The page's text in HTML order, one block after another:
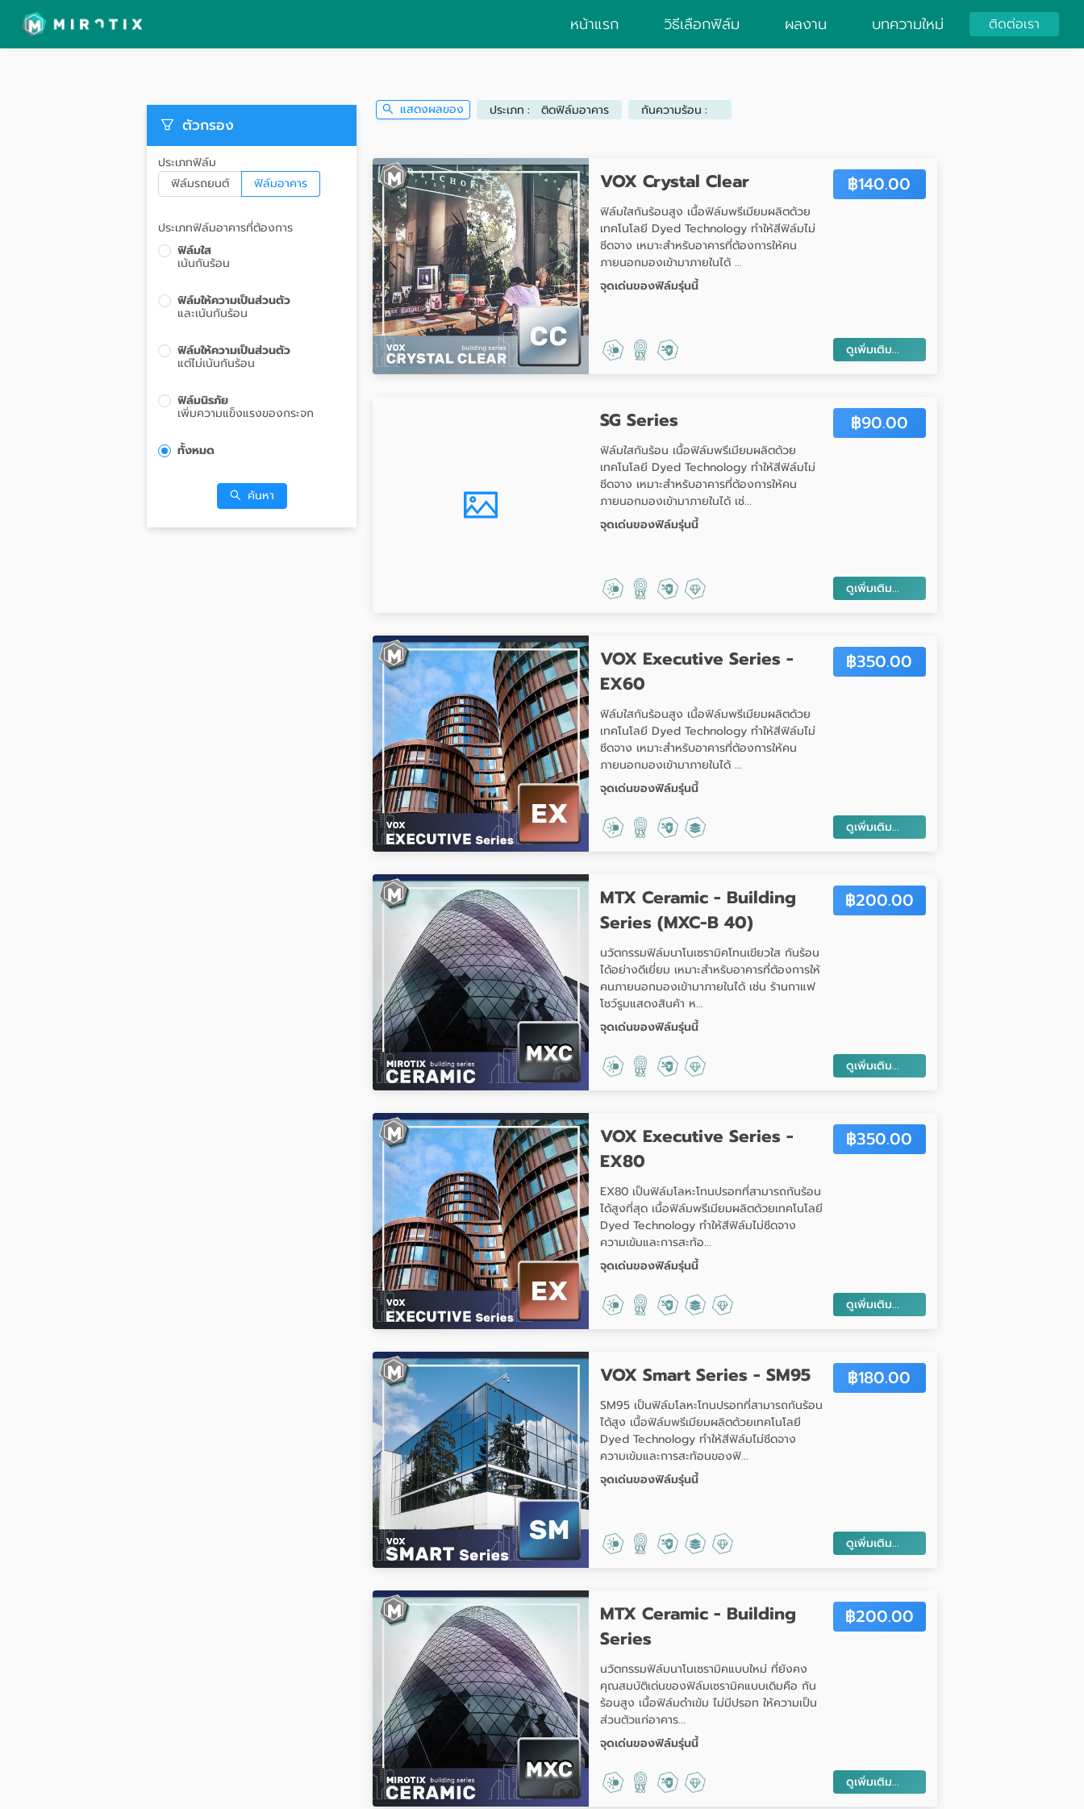
หน้าแรก วิธีเลือกฟิล์ม ผลงาน บทความใหม่ ติดต่อเรา
ตัวกรอง
ประเภทฟิล์ม
ฟิล์มรถยนต์
ฟิล์มอาคาร
ประเภทฟิล์มอาคารที่ต้องการ
ฟิล์มใส
เน้นกันร้อน
ฟิล์มให้ความเป็นส่วนตัว
และเน้นกันร้อน
ฟิล์มให้ความเป็นส่วนตัว
แต่ไม่เน้นกันร้อน
ฟิล์มนิรภัย
เพิ่มความแข็งแรงของกระจก
ทั้งหมด
ค้นหา
แสดงผลของ ประเภท ติดฟิล์มอาคาร กันความร้อน
VOX Crystal Clear
ฟิล์มใสกันร้อนสูง เนื้อฟิล์มพรีเมียมผลิตด้วย
เทคโนโลยี Dyed Technology ทำให้สีฟิล์มไม่
ซีดจาง เหมาะสำหรับอาคารที่ต้องการให้คน
ภายนอกมองเข้ามาภายในได้ ...
จุดเด่นของฟิล์มรุ่นนี้
฿140.00
ดูเพิ่มเติม...
SG Series
ฟิล์มใสกันร้อน เนื้อฟิล์มพรีเมียมผลิตด้วย
เทคโนโลยี Dyed Technology ทำให้สีฟิล์มไม่
ซีดจาง เหมาะสำหรับอาคารที่ต้องการให้คน
ภายนอกมองเข้ามาภายในได้ เช่...
จุดเด่นของฟิล์มรุ่นนี้
฿90.00
ดูเพิ่มเติม...
VOX Executive Series -
EX60
ฟิล์มใสกันร้อนสูง เนื้อฟิล์มพรีเมียมผลิตด้วย
เทคโนโลยี Dyed Technology ทำให้สีฟิล์มไม่
ซีดจาง เหมาะสำหรับอาคารที่ต้องการให้คน
ภายนอกมองเข้ามาภายในได้ ...
จุดเด่นของฟิล์มรุ่นนี้
฿350.00
ดูเพิ่มเติม...
MTX Ceramic - Building
Series (MXC-B 40)
นวัตกรรมฟิล์มนาโนเซรามิคโทนเขียวใส กันร้อน
ได้อย่างดีเยี่ยม เหมาะสำหรับอาคารที่ต้องการให้
คนภายนอกมองเข้ามาภายในได้ เช่น ร้านกาแฟ
โชว์รูมแสดงสินค้า ห...
จุดเด่นของฟิล์มรุ่นนี้
฿200.00
ดูเพิ่มเติม...
VOX Executive Series -
EX80
EX80 เป็นฟิล์มโลหะโทนปรอทที่สามารถกันร้อน
ได้สูงที่สุด เนื้อฟิล์มพรีเมียมผลิตด้วยเทคโนโลยี
Dyed Technology ทำให้สีฟิล์มไม่ซีดจาง
ความเข้มและการสะท้อ...
จุดเด่นของฟิล์มรุ่นนี้
฿350.00
ดูเพิ่มเติม...
VOX Smart Series - SM95
SM95 เป็นฟิล์มโลหะโทนปรอทที่สามารถกันร้อน
ได้สูง เนื้อฟิล์มพรีเมียมผลิตด้วยเทคโนโลยี
Dyed Technology ทำให้สีฟิล์มไม่ซีดจาง
ความเข้มและการสะท้อนของฟิ...
จุดเด่นของฟิล์มรุ่นนี้
฿180.00
ดูเพิ่มเติม...
MTX Ceramic - Building
Series
นวัตกรรมฟิล์มนาโนเซรามิคแบบใหม่ ที่ยังคง
คุณสมบัติเด่นของฟิล์มเซรามิคแบบเดิมคือ กัน
ร้อนสูง เนื้อฟิล์มดำเข้ม ไม่มีปรอท ให้ความเป็น
ส่วนตัวแก่อาคาร...
จุดเด่นของฟิล์มรุ่นนี้
฿200.00
ดูเพิ่มเติม...